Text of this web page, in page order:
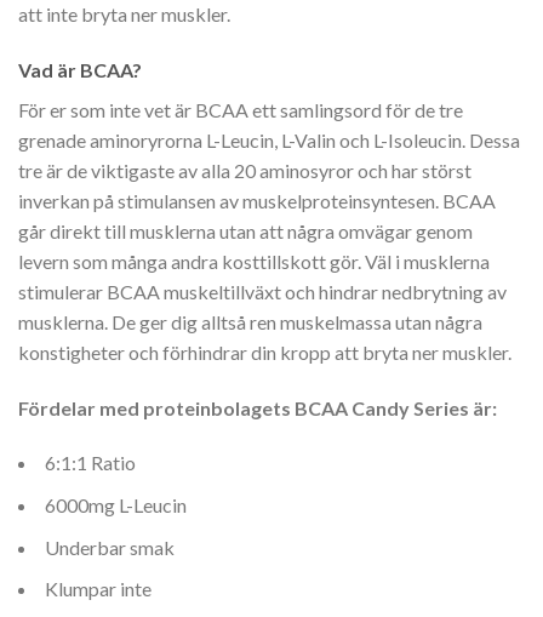
att inte bryta ner muskler.
Vad är BCAA?
För er som inte vet är BCAA ett samlingsord för de tre
grenade aminoryrorna L-Leucin, L-Valin och L-Isoleucin. Dessa
tre är de viktigaste av alla 20 aminosyror och har störst
inverkan på stimulansen av muskelproteinsyntesen. BCAA
går direkt till musklerna utan att några omvägar genom
levern som många andra kosttillskott gör. Väl i musklerna
stimulerar BCAA muskeltillväxt och hindrar nedbrytning av
musklerna. De ger dig alltså ren muskelmassa utan några
konstigheter och förhindrar din kropp att bryta ner muskler.
Fördelar med proteinbolagets BCAA Candy Series är:
6:1:1 Ratio
6000mg L-Leucin
Underbar smak
Klumpar inte